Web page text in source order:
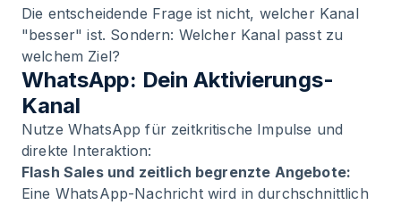
Die entscheidende Frage ist nicht, welcher Kanal
"besser" ist. Sondern: Welcher Kanal passt zu
welchem Ziel?
WhatsApp: Dein Aktivierungs-
Kanal
Nutze WhatsApp für zeitkritische Impulse und
direkte Interaktion:
Flash Sales und zeitlich begrenzte Angebote:
Eine WhatsApp-Nachricht wird in durchschnittlich